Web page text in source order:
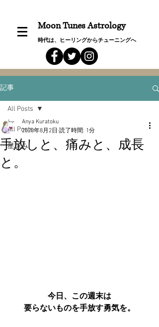
Moon Tunes Astrology
時代は、ヒーリングからチューニングへ
記事
All Posts
星詠み
All Posts
手放しと、痛みと、成長
と。
Anya Kuratoku
2020年8月2日 読了時間: 1分
今日、この週末は
要らないものを手放す勇気を。